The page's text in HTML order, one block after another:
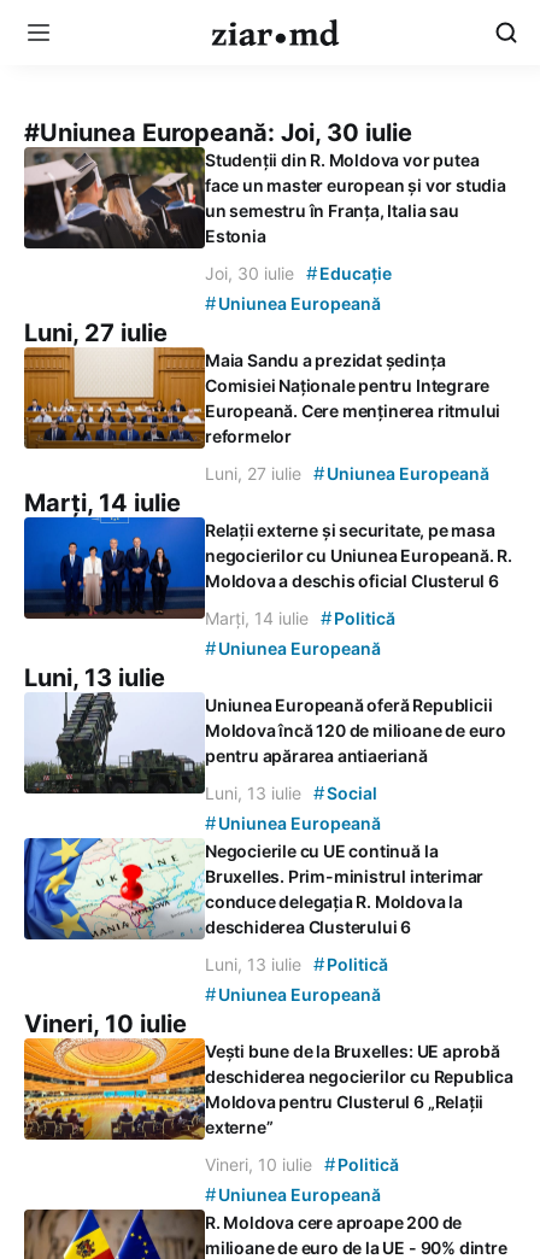
#Uniunea Europeană: Joi, 30 iulie
Studenții din R. Moldova vor putea
face un master european și vor studia
un semestru în Franța, Italia sau
Estonia
Joi, 30 iulie #Educație
#Uniunea Europeană
Luni, 27 iulie
Maia Sandu a prezidat ședința
Comisiei Naționale pentru Integrare
Europeană. Cere menținerea ritmului
reformelor
Luni, 27 iulie #Uniunea Europeană
Marți, 14 iulie
Relații externe și securitate, pe masa
negocierilor cu Uniunea Europeană. R.
Moldova a deschis oficial Clusterul 6
Marți, 14 iulie #Politică
#Uniunea Europeană
Luni, 13 iulie
Uniunea Europeană oferă Republicii
Moldova încă 120 de milioane de euro
pentru apărarea antiaeriană
Luni, 13 iulie #Social
#Uniunea Europeană
Negocierile cu UE continuă la
Bruxelles. Prim-ministrul interimar
conduce delegația R. Moldova la
deschiderea Clusterului 6
Luni, 13 iulie #Politică
#Uniunea Europeană
Vineri, 10 iulie
Vești bune de la Bruxelles: UE aprobă
deschiderea negocierilor cu Republica
Moldova pentru Clusterul 6 „Relații
externe”
Vineri, 10 iulie #Politică
#Uniunea Europeană
R. Moldova cere aproape 200 de
milioane de euro de la UE - 90% dintre